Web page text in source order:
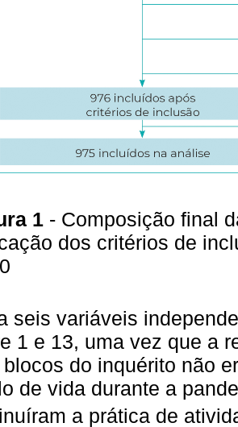
1 - Composição final
dos critérios de
seis variáveis
1 e 13, uma vez que a
do inquérito não
de vida durante a
a prática de